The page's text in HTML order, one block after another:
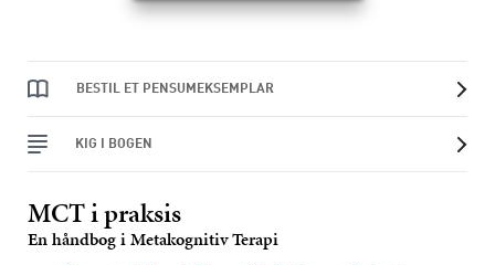
BESTIL ET PENSUMEKSEMPLAR
KIG I BOGEN
MCT i praksis
En håndbog i Metakognitiv Terapi